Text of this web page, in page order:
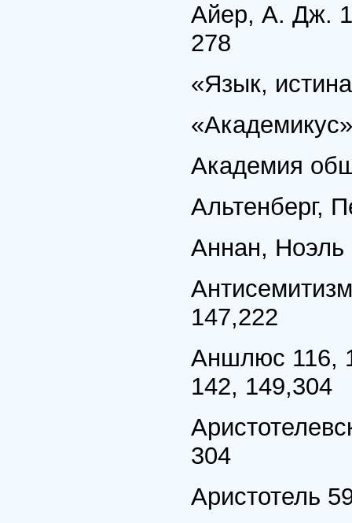
Айер, А. Дж.
278
«Язык,
Академия
Альтенберг,
Аннан, Ноэль
147,222
Аншлюс 116,
142, 149,304
304
Аристотель